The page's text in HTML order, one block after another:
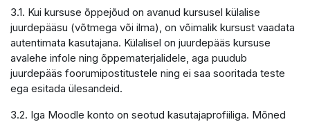
3.1. Kui kursuse õppejõud on avanud kursusel külalise
juurdepääsu (võtmega või ilma), on võimalik kursust vaadata
autentimata kasutajana. Külalisel on juurdepääs kursuse
avalehe infole ning õppematerjalidele, aga puudub
juurdepääs foorumipostitustele ning ei saa sooritada teste
ega esitada ülesandeid.
3.2. Iga Moodle konto on seotud kasutajaprofiiliga. Mõned